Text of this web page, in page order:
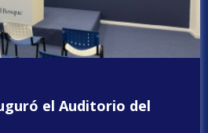
el Auditorio del